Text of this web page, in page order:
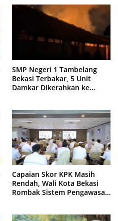
SMP Negeri 1 Tambelang
Bekasi Terbakar, 5 Unit
Damkar Dikerahkan ke
Capaian Skor KPK Masih
Rendah, Wali Kota Bekasi
Rombak Sistem Pengawasan